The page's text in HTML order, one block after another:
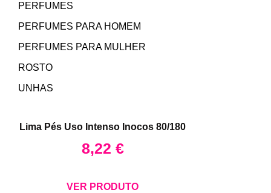
Lima Pés Uso Intenso Inocos 80/180
8,22 €
VER PRODUTO
PERFUMES
PERFUMES PARA HOMEM
PERFUMES PARA MULHER
ROSTO
UNHAS